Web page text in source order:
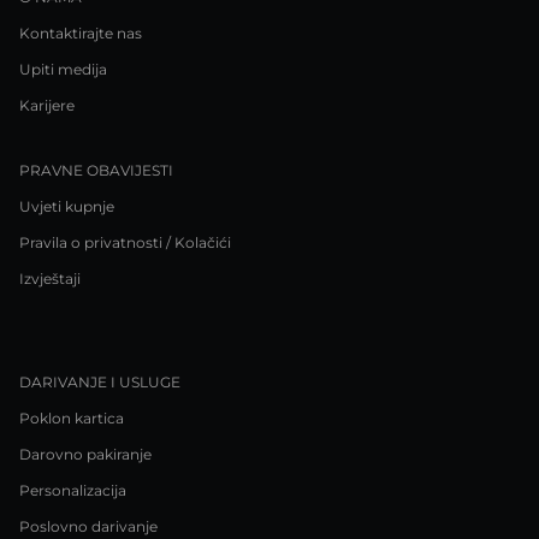
Kontaktirajte nas
Upiti medija
Karijere
PRAVNE OBAVIJESTI
Uvjeti kupnje
Pravila o privatnosti / Kolačići
Izvještaji
DARIVANJE I USLUGE
Poklon kartica
Darovno pakiranje
Personalizacija
Poslovno darivanje